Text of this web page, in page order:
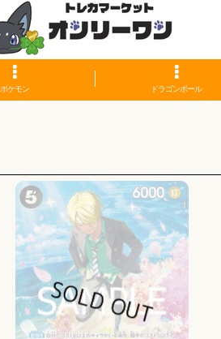
ポケモン ドラゴンボール